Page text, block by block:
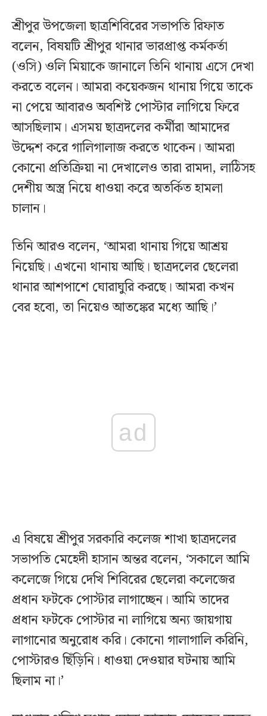
শ্রীপুর উপজেলা ছাত্রশিবিরের সভাপতি রিফাত
বলেন, বিষয়টি শ্রীপুর থানার ভারপ্রাপ্ত কর্মকর্তা
(ওসি) ওলি মিয়াকে জানালে তিনি থানায় এসে দেখা
করতে বলেন। আমরা কয়েকজন থানায় গিয়ে তাকে
না পেয়ে আবারও অবশিষ্ট পোস্টার লাগিয়ে ফিরে
আসছিলাম। এসময় ছাত্রদলের কর্মীরা আমাদের
উদ্দেশ করে গালিগালাজ করতে থাকেন। আমরা
কোনো প্রতিক্রিয়া না দেখালেও তারা রামদা, লাঠিসহ
দেশীয় অস্ত্র নিয়ে ধাওয়া করে অতর্কিত হামলা
চালান।
তিনি আরও বলেন, ‌‘আমরা থানায় গিয়ে আশ্রয়
নিয়েছি। এখনো থানায় আছি। ছাত্রদলের ছেলেরা
থানার আশপাশে ঘোরাঘুরি করছে। আমরা কখন
বের হবো, তা নিয়েও আতঙ্কের মধ্যে আছি।’
ad
এ বিষয়ে শ্রীপুর সরকারি কলেজ শাখা ছাত্রদলের
সভাপতি মেহেদী হাসান অন্তর বলেন, ‘সকালে আমি
কলেজে গিয়ে দেখি শিবিরের ছেলেরা কলেজের
প্রধান ফটকে পোস্টার লাগাচ্ছেন। আমি তাদের
প্রধান ফটকে পোস্টার না লাগিয়ে অন্য জায়গায়
লাগানোর অনুরোধ করি। কোনো গালাগালি করিনি,
পোস্টারও ছিঁড়িনি। ধাওয়া দেওয়ার ঘটনায় আমি
ছিলাম না।’